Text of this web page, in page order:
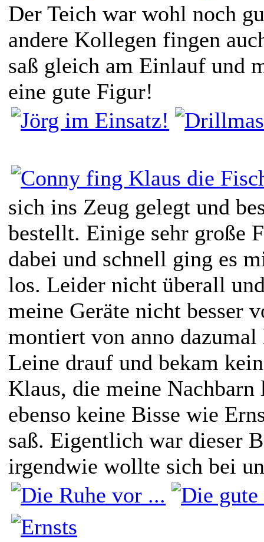
Der Teich war wohl noch
andere Kollegen fingen
saß gleich am Einlauf und
eine gute Figur!
sich ins Zeug gelegt und
bestellt. Einige sehr große
dabei und schnell ging es
los. Leider nicht überall
meine Geräte nicht besser
montiert von anno
Leine drauf und bekam
Klaus, die meine
ebenso keine Bisse wie
saß. Eigentlich war dieser
irgendwie wollte sich bei